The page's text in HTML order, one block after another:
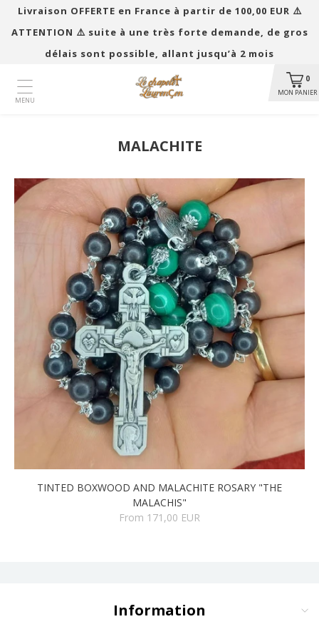
Livraison OFFERTE en France à partir de 100,00 EUR ​​⚠️
ATTENTION ⚠️ suite à une très forte demande, de gros
délais sont possible, allant jusqu’à 2 mois
0
MON PANIER
MENU
MALACHITE
TINTED BOXWOOD AND MALACHITE ROSARY "THE
MALACHIS"
From 171,00 EUR
Information